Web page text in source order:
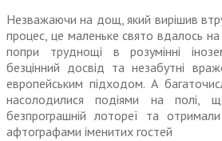
Незважаючи на дощ, який вирішив
процес, це маленьке свято вдалось на
попри труднощі в розумінні
безцінний досвід та незабутні
европейським підходом. А
насолодилися подіями на полі,
безпрограшній лотореї та
афтографами іменитих гостей